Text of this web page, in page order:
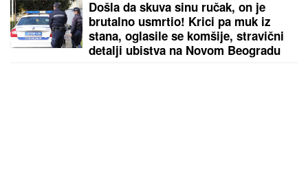
Došla da skuva sinu ručak, on je
brutalno usmrtio! Krici pa muk iz
stana, oglasile se komšije, stravični
detalji ubistva na Novom Beogradu